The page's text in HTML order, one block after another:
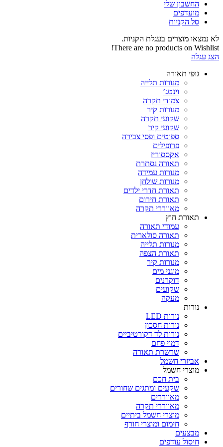
החשבון שלי‬
‫מועדפים‬‬
סל הקניות
לא נמצאו מוצרים בעגלת הקניות.
There are no products on Wishlist!
הצג עגלה
גופי תאורה
מנורות תלייה
וינטג’
צמודי תקרה
מנורות קיר
שקועי תקרה
שקועי קיר
ספוטים ופסי צבירה
פרופילים
אקססוריז
תאורה נסתרת
מנורות עמידה
מנורות שולחן
תאורת חדרי ילדים
תאורת חירום
מאווררי תקרה
תאורת חוץ
עמודי תאורה
תאורה סולארית
מנורות תלייה
תאורת הצפה
מנורות קיר
מוגני מים
דוקרנים
שקועים
מעקה
נורות
נורות LED
נורות חסכון
נורות לד דקורטיביים
דמוי פחם
שרשרת תאורה
אביזרי חשמל
מוצרי חשמל
בית חכם
שקעים ומתגים שחורים
מאווררים
מאווררי תקרה
מוצרי חשמל ביתיים
חימום ומוצרי חורף
מבצעים
חיסול עודפים